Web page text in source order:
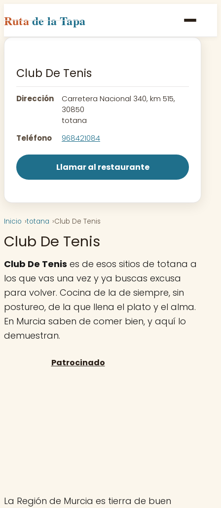
Rutade la Tapa
Inicio
Rutas
Contacto
Club De Tenis
Dirección
Carretera Nacional 340, km 515,
30850
totana
Teléfono
968421084
Llamar al restaurante
Inicio totana Club De Tenis
Club De Tenis
Club De Tenis es de esos sitios de totana a
los que vas una vez y ya buscas excusa
para volver. Cocina de la de siempre, sin
postureo, de la que llena el plato y el alma.
En Murcia saben de comer bien, y aquí lo
demuestran.
La Región de Murcia es tierra de buen